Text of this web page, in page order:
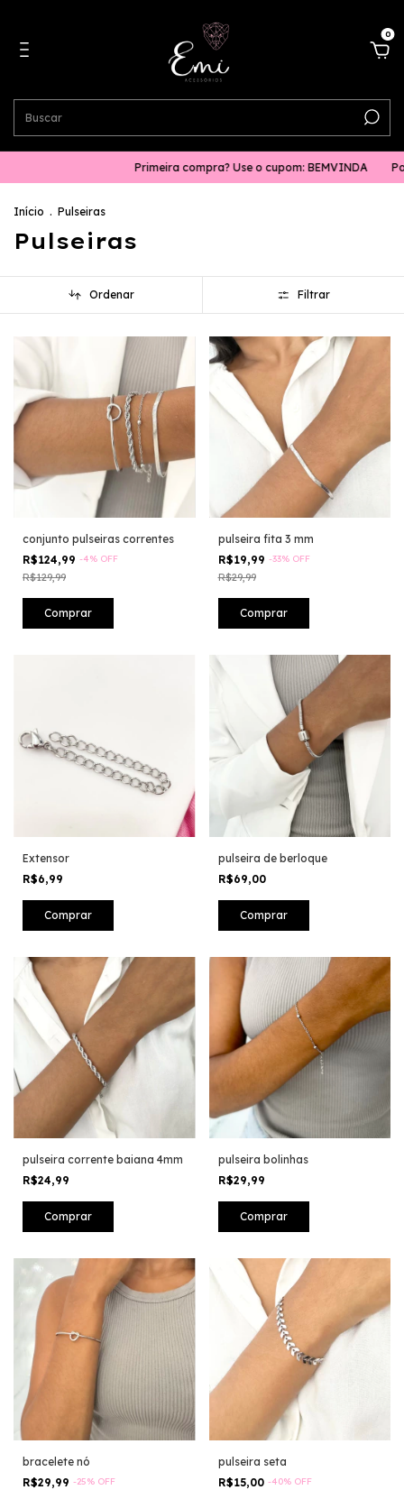
0
Primeira compra? Use o cupom: BEMVINDA Parcele em até
Início . Pulseiras
Pulseiras
Ordenar Filtrar
conjunto pulseiras correntes
R$124,99 -4% OFF
R$129,99
pulseira fita 3 mm
R$19,99 -33% OFF
R$29,99
Extensor
R$6,99
pulseira de berloque
R$69,00
Comprar
pulseira corrente baiana 4mm
R$24,99
pulseira bolinhas
R$29,99
bracelete nó
R$29,99 -25% OFF
pulseira seta
R$15,00 -40% OFF